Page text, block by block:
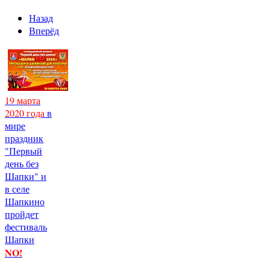
Назад
Вперёд
19 марта
2020 года в
мире
праздник
"Первый
день без
Шапки" и
в селе
Шапкино
пройдет
фестиваль
Шапки
NO!